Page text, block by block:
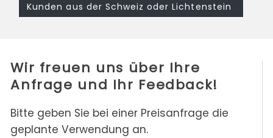
Kunden aus der Schweiz oder Lichtenstein
Wir freuen uns über Ihre
Anfrage und Ihr Feedback!
Bitte geben Sie bei einer Preisanfrage die
geplante Verwendung an.